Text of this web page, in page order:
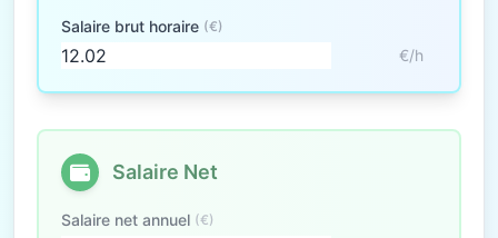
Salaire brut horaire (€)
€/h
Salaire Net
Salaire net annuel (€)